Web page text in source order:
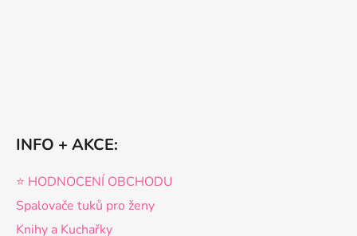
INFO + AKCE:
⭐️ HODNOCENÍ OBCHODU
Spalovače tuků pro ženy
Knihy a Kuchařky